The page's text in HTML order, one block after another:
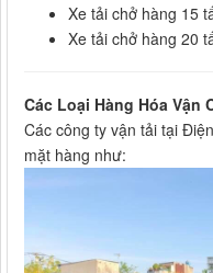
Xe tải chở hàng 15
Xe tải chở hàng 20
Các Loại Hàng Hóa Vận
Các công ty vận tải tại
mặt hàng như: